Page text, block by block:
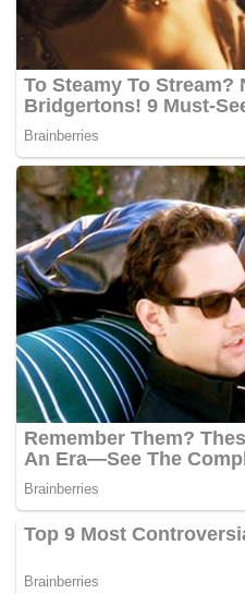
Undang Nomor 4 Tahun
Pertambangan Mineral
terakhir kali diubah
2 Tahun 2025 tentang
Undang-Undang Nomor 4
Pertambangan Mineral
Undang-Undang Nomor 1
Undang-Undang Hukum
Nomor 1 Tahun 2026
Dalam proses penegakan
Pegawai Negeri Sipil
yang didampingi Biro
(Korwas) PPNS
pemeriksaan terhadap
berbagai unsur terkait,
Maluku, Imigrasi Kelas I
Kodam XV/Pattimura.
Tim juga telah menyegel
yang ditemukan di